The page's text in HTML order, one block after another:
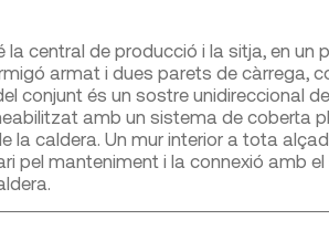
central de producció i la sitja, en un
armat i dues parets de càrrega,
conjunt és un sostre unidireccional
amb un sistema de coberta
la caldera. Un mur interior a tota
pel manteniment i la connexió amb